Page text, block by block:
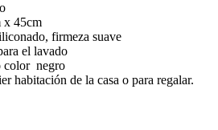
x 45cm
firmeza suave
el lavado
color negro
habitación de la casa o para regalar.